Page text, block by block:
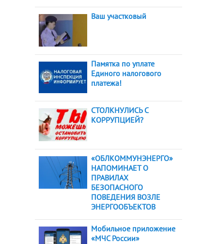
Ваш участковый
Памятка по уплате
Единого налогового
платежа!
СТОЛКНУЛИСЬ С
КОРРУПЦИЕЙ?
«ОБЛКОММУНЭНЕРГО»
НАПОМИНАЕТ О
ПРАВИЛАХ
БЕЗОПАСНОГО
ПОВЕДЕНИЯ ВОЗЛЕ
ЭНЕРГООБЪЕКТОВ
Мобильное приложение
«МЧС России»